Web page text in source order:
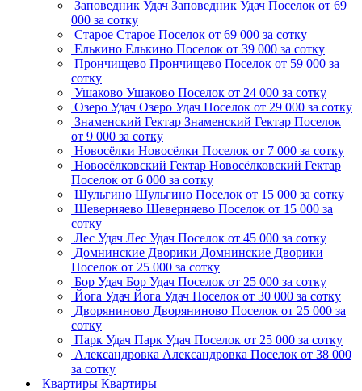
Заповедник Удач Заповедник Удач Поселок от 69
000 за сотку
Старое Старое Поселок от 69 000 за сотку
Елькино Елькино Поселок от 39 000 за сотку
Прончищево Прончищево Поселок от 59 000 за
сотку
Ушаково Ушаково Поселок от 24 000 за сотку
Озеро Удач Озеро Удач Поселок от 29 000 за сотку
Знаменский Гектар Знаменский Гектар Поселок
от 9 000 за сотку
Новосёлки Новосёлки Поселок от 7 000 за сотку
Новосёлковский Гектар Новосёлковский Гектар
Поселок от 6 000 за сотку
Шульгино Шульгино Поселок от 15 000 за сотку
Шеверняево Шеверняево Поселок от 15 000 за
сотку
Лес Удач Лес Удач Поселок от 45 000 за сотку
Домнинские Дворики Домнинские Дворики
Поселок от 25 000 за сотку
Бор Удач Бор Удач Поселок от 25 000 за сотку
Йога Удач Йога Удач Поселок от 30 000 за сотку
Дворяниново Дворяниново Поселок от 25 000 за
сотку
Парк Удач Парк Удач Поселок от 25 000 за сотку
Александровка Александровка Поселок от 38 000
за сотку
Квартиры Квартиры